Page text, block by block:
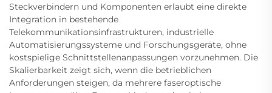
Steckverbindern und Komponenten erlaubt eine direkte
Integration in bestehende
Telekommunikationsinfrastrukturen, industrielle
Automatisierungssysteme und Forschungsgeräte, ohne
kostspielige Schnittstellenanpassungen vorzunehmen. Die
Skalierbarkeit zeigt sich, wenn die betrieblichen
Anforderungen steigen, da mehrere faseroptische